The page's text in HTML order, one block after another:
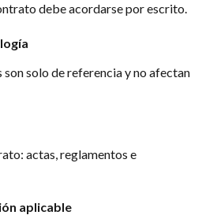
debe acordarse por escrito.
son solo de referencia y no afectan
actas, reglamentos e
aplicable